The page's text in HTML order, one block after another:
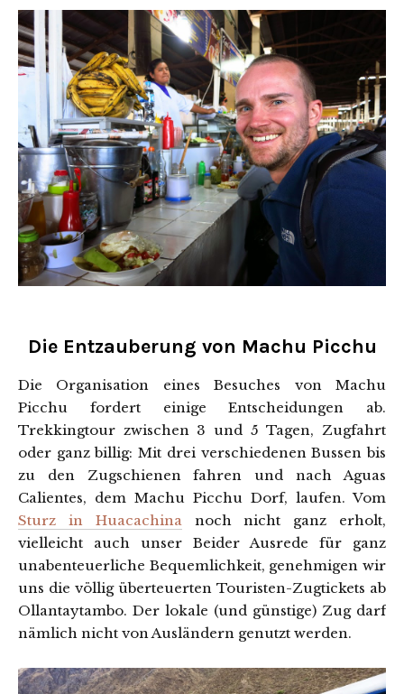
Die Entzauberung von Machu Picchu
Die Organisation eines Besuches von Machu
Picchu fordert einige Entscheidungen ab.
Trekkingtour zwischen 3 und 5 Tagen, Zugfahrt
oder ganz billig: Mit drei verschiedenen Bussen bis
zu den Zugschienen fahren und nach Aguas
Calientes, dem Machu Picchu Dorf, laufen. Vom
Sturz in Huacachinanoch nicht ganz erholt,
vielleicht auch unser Beider Ausrede für ganz
unabenteuerliche Bequemlichkeit, genehmigen wir
uns die völlig überteuerten Touristen-Zugtickets ab
Ollantaytambo. Der lokale (und günstige) Zug darf
nämlich nicht von Ausländern genutzt werden.